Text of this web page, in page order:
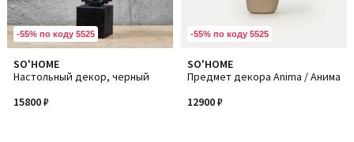
-55% по коду 5525
SO'HOME
Настольный декор, черный
15800 ₽
-55% по коду 5525
SO'HOME
Предмет декора Anima / Анима
12900 ₽